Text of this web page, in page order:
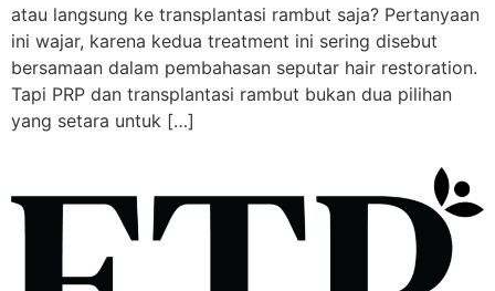
atau langsung ke transplantasi rambut saja? Pertanyaan
ini wajar, karena kedua treatment ini sering disebut
bersamaan dalam pembahasan seputar hair restoration.
Tapi PRP dan transplantasi rambut bukan dua pilihan
yang setara untuk […]